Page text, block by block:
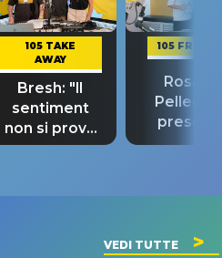
105 TAKE
AWAY
Bresh: "Il
sentiment
non si prova
alla notte
105
Rosario
“Così
VEDI TUTTE